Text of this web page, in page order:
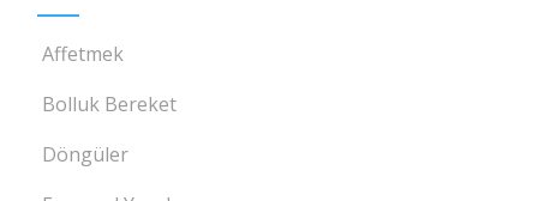
Affetmek
Bolluk Bereket
Döngüler